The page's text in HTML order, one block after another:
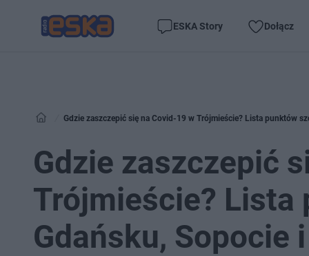
ESKA Story Dołącz
Gdzie zaszczepić się na Covid-19 w Trójmieście? Lista punktów
Gdzie zaszczepić
Trójmieście? Lista
Gdańsku, Sopocie